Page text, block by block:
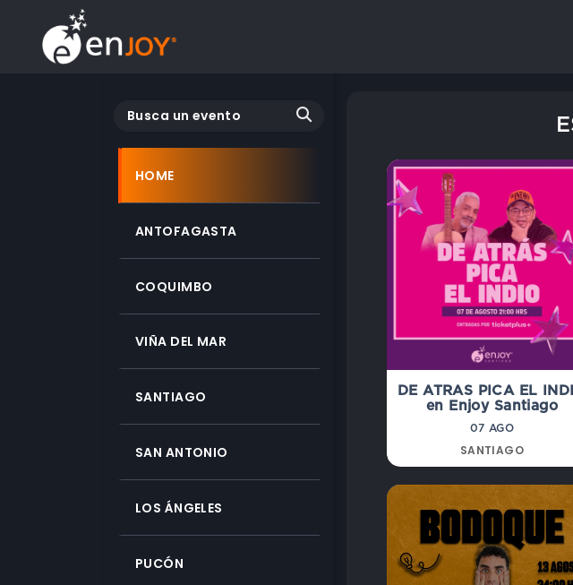
Busca un evento
HOME
ANTOFAGASTA
COQUIMBO
VIÑA DEL MAR
SANTIAGO
SAN ANTONIO
LOS ÁNGELES
PUCÓN
DE ATRAS PICA EL
en Enjoy Santiago
07 AGO
SANTIAGO